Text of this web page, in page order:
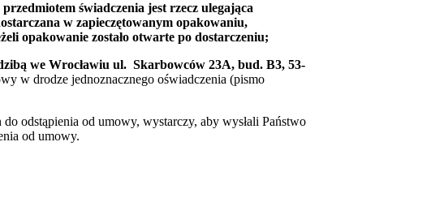
świadczenia jest rzecz ulegająca
w zapieczętowanym opakowaniu,
opakowanie zostało otwarte po dostarczeniu;
we Wrocławiu ul. Skarbowców 23A, bud. B3, 53-
w drodze jednoznacznego oświadczenia (pismo
odstąpienia od umowy, wystarczy, aby wysłali Państwo
od umowy.